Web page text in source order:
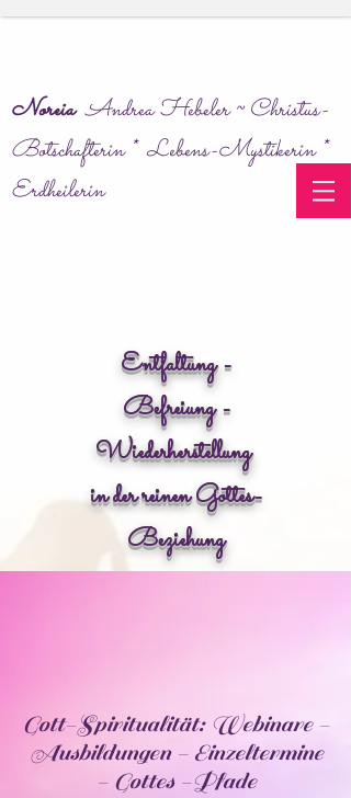
NoreiaAndrea Hebeler ~ Christus-
Botschafterin * Lebens-Mystikerin *
Erdheilerin
Entfaltung -
Befreiung -
Wiederherstellung
in der reinen Gottes-
Beziehung
Gott-Spiritualität: Webinare -
Ausbildungen - Einzeltermine
- Gottes -Pfade